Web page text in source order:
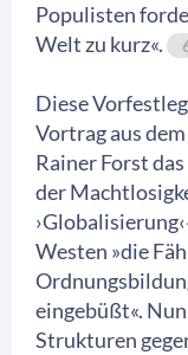
Populisten
Welt zu kurz«.
Diese
Vortrag aus
Rainer Forst
der
Westen »die
eingebüßt«.
Strukturen